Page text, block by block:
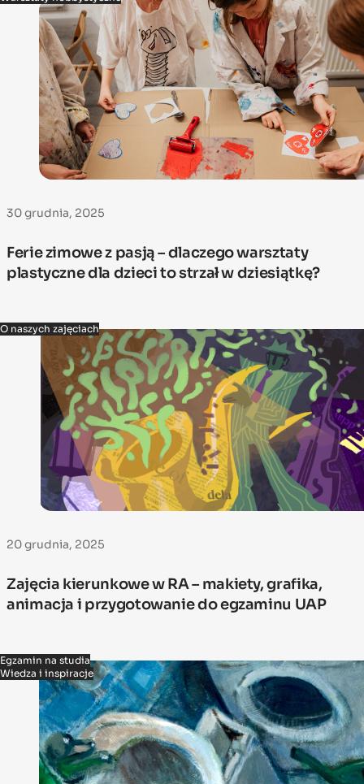
30 grudnia, 2025
Ferie zimowe z pasją – dlaczego warsztaty
plastyczne dla dzieci to strzał w dziesiątkę?
O naszych zajęciach
20 grudnia, 2025
Zajęcia kierunkowe w RA – makiety, grafika,
animacja i przygotowanie do egzaminu UAP
Egzamin na studia
Wiedza i inspiracje